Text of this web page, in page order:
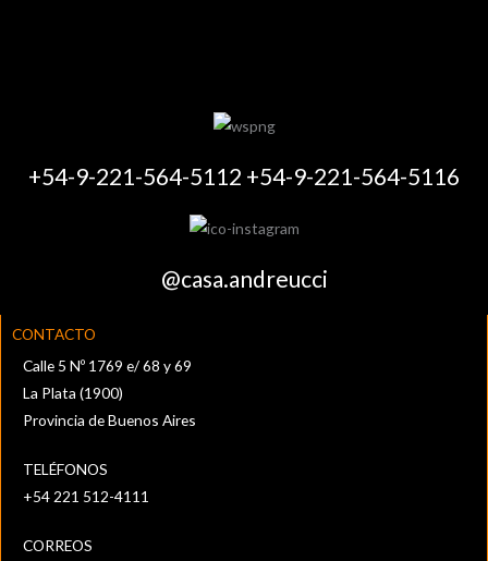
+54-9-221-564-5112 +54-9-221-564-5116
@casa.andreucci
CONTACTO
Calle 5 Nº 1769 e/ 68 y 69
La Plata (1900)
Provincia de Buenos Aires
TELÉFONOS
+54 221 512-4111‬
CORREOS